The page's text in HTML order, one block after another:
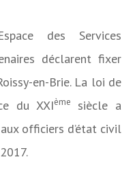
des Services
déclarent fixer
en-Brie. La loi de
du XXIème
siècle a
officiers d’état civil